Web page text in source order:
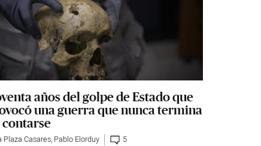
años del golpe de Estado que
una guerra que nunca termina
contarse
Plaza Casares, Pablo Elorduy 5